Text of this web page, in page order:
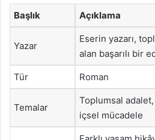
Başlık Açıklama
Yazar
Eserin yazarı,
alan başarılı bir
Tür Roman
Temalar
Toplumsal adalet,
içsel mücadele